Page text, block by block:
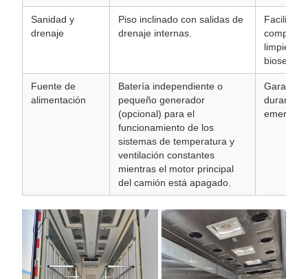
Sanidad y
drenaje
Piso inclinado con salidas de
drenaje internas.
Facilita
completa
limpieza,
Fuente de
alimentación
Batería independiente o
pequeño generador
(opcional) para el
funcionamiento de los
sistemas de temperatura y
ventilación constantes
mientras el motor principal
del camión está apagado.
durante